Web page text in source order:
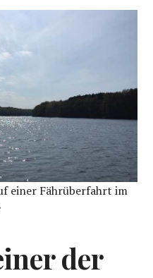
einer Fährüberfahrt im
der